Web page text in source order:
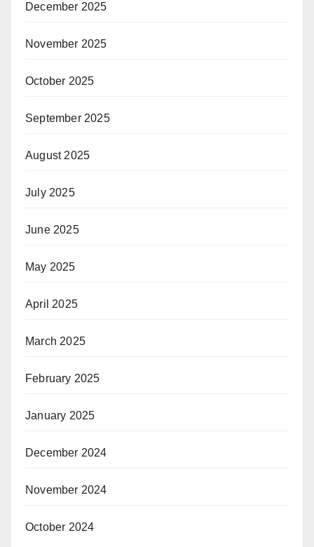
December 2025
November 2025
October 2025
September 2025
August 2025
July 2025
June 2025
May 2025
April 2025
March 2025
February 2025
January 2025
December 2024
November 2024
October 2024